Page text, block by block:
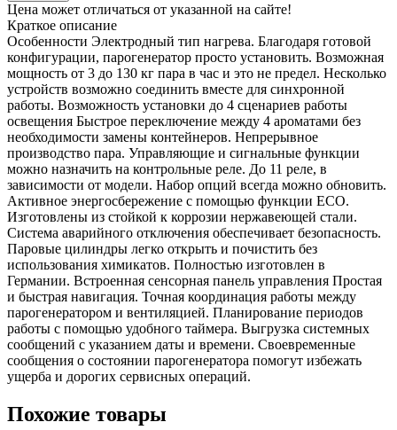
Цена может отличаться от указанной на сайте!
Краткое описание
Особенности Электродный тип нагрева. Благодаря готовой
конфигурации, парогенератор просто установить. Возможная
мощность от 3 до 130 кг пара в час и это не предел. Несколько
устройств возможно соединить вместе для синхронной
работы. Возможность установки до 4 сценариев работы
освещения Быстрое переключение между 4 ароматами без
необходимости замены контейнеров. Непрерывное
производство пара. Управляющие и сигнальные функции
можно назначить на контрольные реле. До 11 реле, в
зависимости от модели. Набор опций всегда можно обновить.
Активное энергосбережение с помощью функции ECO.
Изготовлены из стойкой к коррозии нержавеющей стали.
Система аварийного отключения обеспечивает безопасность.
Паровые цилиндры легко открыть и почистить без
использования химикатов. Полностью изготовлен в
Германии. Встроенная сенсорная панель управления Простая
и быстрая навигация. Точная координация работы между
парогенератором и вентиляцией. Планирование периодов
работы с помощью удобного таймера. Выгрузка системных
сообщений с указанием даты и времени. Своевременные
сообщения о состоянии парогенератора помогут избежать
ущерба и дорогих сервисных операций.
Похожие товары